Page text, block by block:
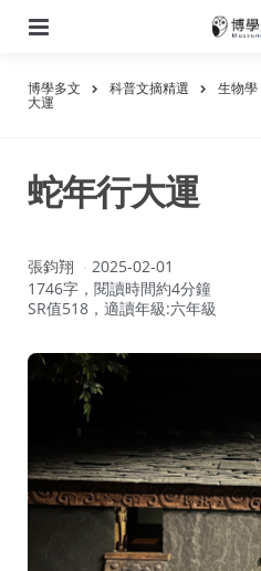
博學多文 科普文摘精選 生物學
大運
蛇年行大運
作
者：
張鈞翔
2025-02-01
1746字，閱讀時間約4分鐘
SR值518，適讀年級:六年級